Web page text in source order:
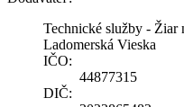
Technické služby - Žiar
Ladomerská Vieska
IČO:
44877315
DIČ: